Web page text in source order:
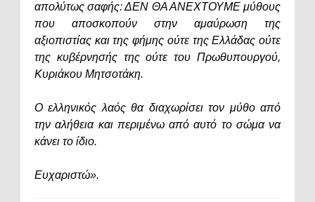
απολύτως σαφής: ΔΕΝ ΘΑ ΑΝΕΧΤΟΥΜΕ μύθους
που αποσκοπούν στην αμαύρωση της
αξιοπιστίας και της φήμης ούτε της Ελλάδας ούτε
της κυβέρνησής της ούτε του Πρωθυπουργού,
Κυριάκου Μητσοτάκη.
Ο ελληνικός λαός θα διαχωρίσει τον μύθο από
την αλήθεια και περιμένω από αυτό το σώμα να
κάνει το ίδιο.
Ευχαριστώ».